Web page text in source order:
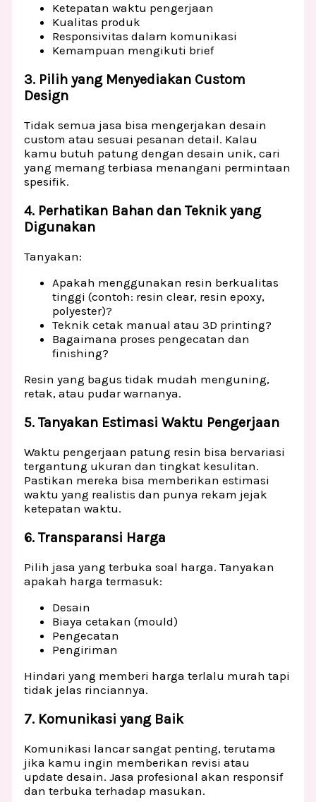
Ketepatan waktu pengerjaan
Kualitas produk
Responsivitas dalam komunikasi
Kemampuan mengikuti brief
3. Pilih yang Menyediakan Custom
Design
Tidak semua jasa bisa mengerjakan desain
custom atau sesuai pesanan detail. Kalau
kamu butuh patung dengan desain unik, cari
yang memang terbiasa menangani permintaan
spesifik.
4. Perhatikan Bahan dan Teknik yang
Digunakan
Tanyakan:
Apakah menggunakan resin berkualitas
tinggi (contoh: resin clear, resin epoxy,
polyester)?
Teknik cetak manual atau 3D printing?
Bagaimana proses pengecatan dan
finishing?
Resin yang bagus tidak mudah menguning,
retak, atau pudar warnanya.
5. Tanyakan Estimasi Waktu Pengerjaan
Waktu pengerjaan patung resin bisa bervariasi
tergantung ukuran dan tingkat kesulitan.
Pastikan mereka bisa memberikan estimasi
waktu yang realistis dan punya rekam jejak
ketepatan waktu.
6. Transparansi Harga
Pilih jasa yang terbuka soal harga. Tanyakan
apakah harga termasuk:
Desain
Biaya cetakan (mould)
Pengecatan
Pengiriman
Hindari yang memberi harga terlalu murah tapi
tidak jelas rinciannya.
7. Komunikasi yang Baik
Komunikasi lancar sangat penting, terutama
jika kamu ingin memberikan revisi atau
update desain. Jasa profesional akan responsif
dan terbuka terhadap masukan.